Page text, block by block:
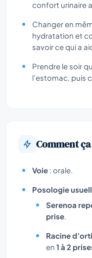
confort urinaire
Changer en
hydratation et
savoir ce qui a
Prendre le soir
l’estomac, puis
Comment
Voie : orale.
Posologie
Serenoa
prise.
Racine
en 1 à 2